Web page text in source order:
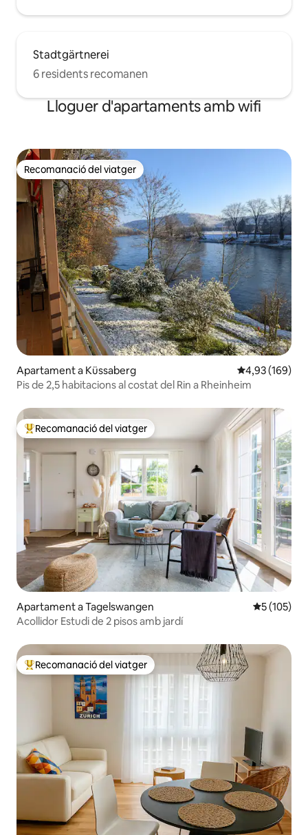
Stadtgärtnerei
6 residents recomanen
Lloguer d'apartaments amb wifi
Recomanació del viatger
Recomanació del viatger
Apartament a Küssaberg 4,93 de
4,93 (169)
Pis de 2,5 habitacions al costat del Rin a Rheinheim
Principals recomanacions dels viatgers
Recomanació del viatger
Apartament a Tagelswangen 5 de
5 (105)
Acollidor Estudi de 2 pisos amb jardí
Principals recomanacions dels viatgers
Recomanació del viatger